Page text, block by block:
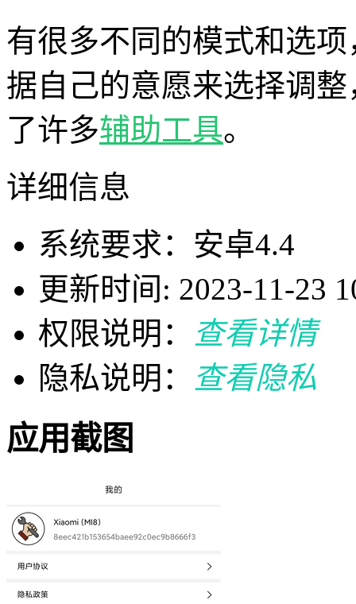
有很多不同的模式和选
据自己的意愿来选择调
了许多辅助工具。
详细信息
系统要求：安卓4.4
更新时间: 2023-11-23
权限说明：
查看详情
隐私说明：
查看隐私
应用截图